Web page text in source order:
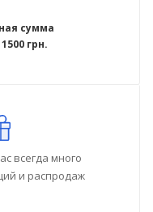
сумма
грн.
всегда много
и распродаж